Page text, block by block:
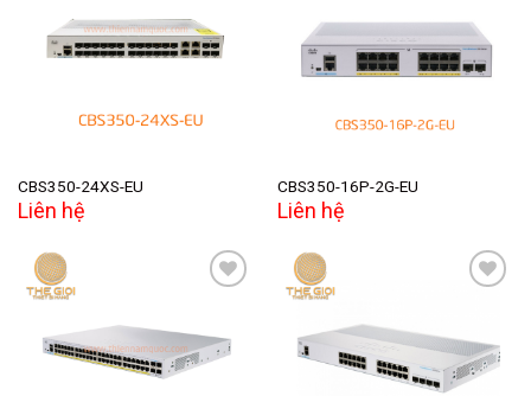
Add to
wishlist
CBS350-24XS-EU
Liên hệ
Add to
wishlist
CBS350-16P-2G-EU
Liên hệ
Add to
wishlist
Add to
wishlist